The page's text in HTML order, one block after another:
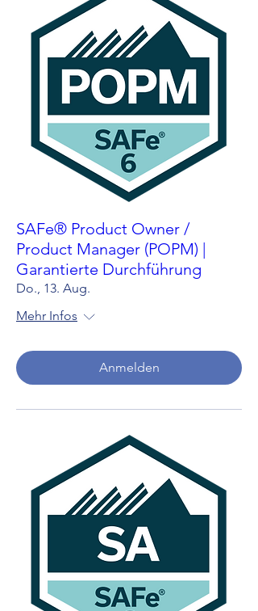
SAFe® Product Owner /
Product Manager (POPM) |
Garantierte Durchführung
Do., 13. Aug.
Mehr Infos
Anmelden